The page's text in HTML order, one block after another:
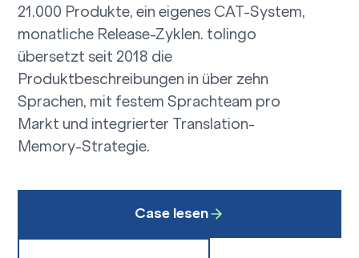
21.000 Produkte, ein eigenes CAT-System,
monatliche Release-Zyklen. tolingo
übersetzt seit 2018 die
Produktbeschreibungen in über zehn
Sprachen, mit festem Sprachteam pro
Markt und integrierter Translation-
Memory-Strategie.
Case lesen